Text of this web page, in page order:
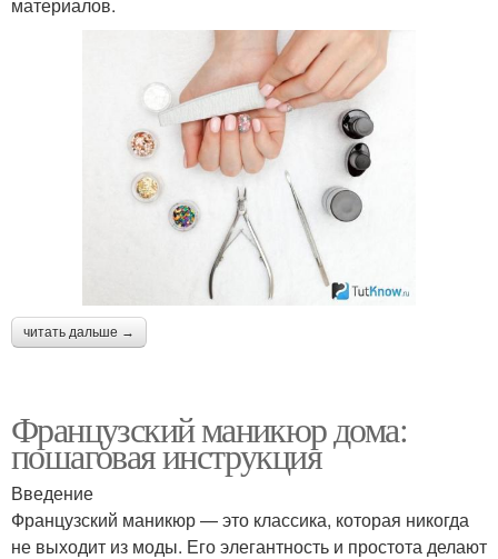
материалов.
читать дальше →
Французский маникюр дома:
пошаговая инструкция
Введение
Французский маникюр — это классика, которая никогда
не выходит из моды. Его элегантность и простота делают